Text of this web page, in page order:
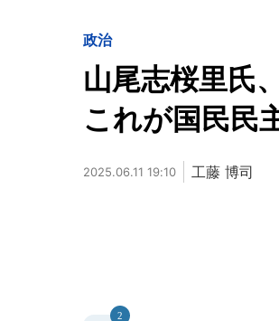
政治
山尾志桜里氏
これが国民民
2025.06.11 19:10 工藤 博司
2